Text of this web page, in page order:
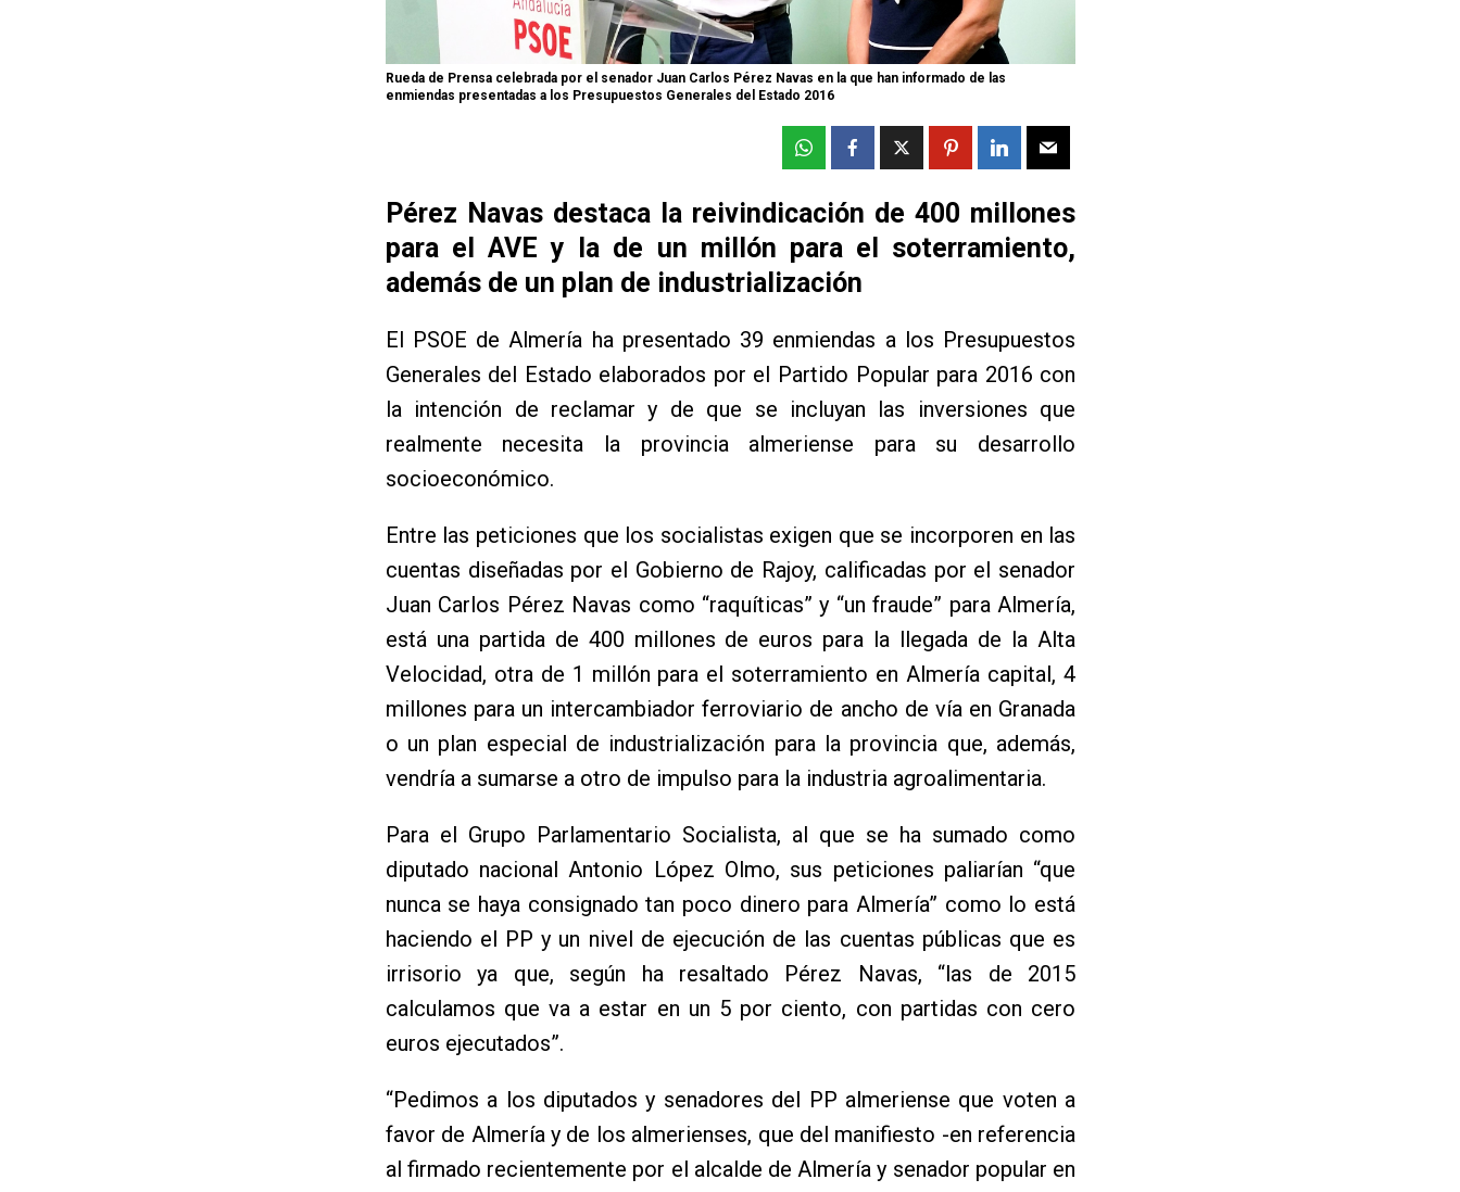
Rueda de Prensa celebrada por el senador Juan Carlos Pérez Navas en la que han informado de las
enmiendas presentadas a los Presupuestos Generales del Estado 2016
Pérez Navas destaca la reivindicación de 400 millones
para el AVE y la de un millón para el soterramiento,
además de un plan de industrialización
El PSOE de Almería ha presentado 39 enmiendas a los Presupuestos
Generales del Estado elaborados por el Partido Popular para 2016 con
la intención de reclamar y de que se incluyan las inversiones que
realmente necesita la provincia almeriense para su desarrollo
socioeconómico.
Entre las peticiones que los socialistas exigen que se incorporen en las
cuentas diseñadas por el Gobierno de Rajoy, calificadas por el senador
Juan Carlos Pérez Navas como “raquíticas” y “un fraude” para Almería,
está una partida de 400 millones de euros para la llegada de la Alta
Velocidad, otra de 1 millón para el soterramiento en Almería capital, 4
millones para un intercambiador ferroviario de ancho de vía en Granada
o un plan especial de industrialización para la provincia que, además,
vendría a sumarse a otro de impulso para la industria agroalimentaria.
Para el Grupo Parlamentario Socialista, al que se ha sumado como
diputado nacional Antonio López Olmo, sus peticiones paliarían “que
nunca se haya consignado tan poco dinero para Almería” como lo está
haciendo el PP y un nivel de ejecución de las cuentas públicas que es
irrisorio ya que, según ha resaltado Pérez Navas, “las de 2015
calculamos que va a estar en un 5 por ciento, con partidas con cero
euros ejecutados”.
“Pedimos a los diputados y senadores del PP almeriense que voten a
favor de Almería y de los almerienses, que del manifiesto -en referencia
al firmado recientemente por el alcalde de Almería y senador popular en